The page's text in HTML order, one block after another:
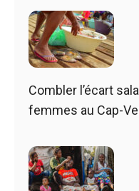
Combler l’écart
femmes au Cap-